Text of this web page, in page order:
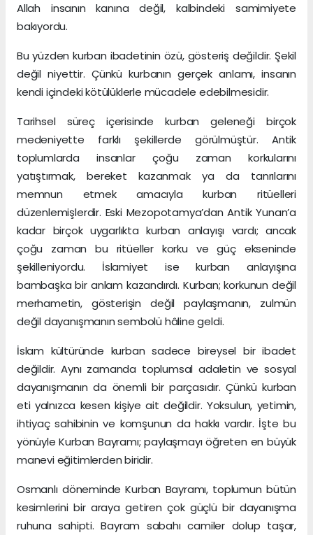
Allah insanın kanına değil, kalbindeki samimiyete
bakıyordu.
Bu yüzden kurban ibadetinin özü, gösteriş değildir. Şekil
değil niyettir. Çünkü kurbanın gerçek anlamı, insanın
kendi içindeki kötülüklerle mücadele edebilmesidir.
Tarihsel süreç içerisinde kurban geleneği birçok
medeniyette farklı şekillerde görülmüştür. Antik
toplumlarda insanlar çoğu zaman korkularını
yatıştırmak, bereket kazanmak ya da tanrılarını
memnun etmek amacıyla kurban ritüelleri
düzenlemişlerdir. Eski Mezopotamya’dan Antik Yunan’a
kadar birçok uygarlıkta kurban anlayışı vardı; ancak
çoğu zaman bu ritüeller korku ve güç ekseninde
şekilleniyordu. İslamiyet ise kurban anlayışına
bambaşka bir anlam kazandırdı. Kurban; korkunun değil
merhametin, gösterişin değil paylaşmanın, zulmün
değil dayanışmanın sembolü hâline geldi.
İslam kültüründe kurban sadece bireysel bir ibadet
değildir. Aynı zamanda toplumsal adaletin ve sosyal
dayanışmanın da önemli bir parçasıdır. Çünkü kurban
eti yalnızca kesen kişiye ait değildir. Yoksulun, yetimin,
ihtiyaç sahibinin ve komşunun da hakkı vardır. İşte bu
yönüyle Kurban Bayramı; paylaşmayı öğreten en büyük
manevi eğitimlerden biridir.
Osmanlı döneminde Kurban Bayramı, toplumun bütün
kesimlerini bir araya getiren çok güçlü bir dayanışma
ruhuna sahipti. Bayram sabahı camiler dolup taşar,